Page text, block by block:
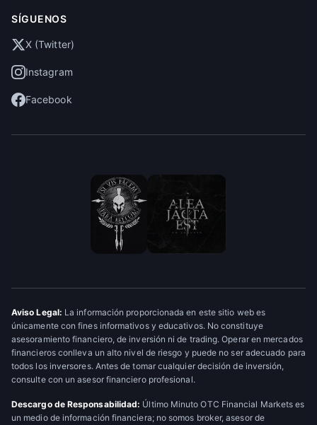
SÍGUENOS
X (Twitter)
Instagram
Facebook
Aviso Legal: La información proporcionada en este sitio web es
únicamente con fines informativos y educativos. No constituye
asesoramiento financiero, de inversión ni de trading. Operar en mercados
financieros conlleva un alto nivel de riesgo y puede no ser adecuado para
todos los inversores. Antes de tomar cualquier decisión de inversión,
consulte con un asesor financiero profesional.
Descargo de Responsabilidad: Último Minuto OTC Financial Markets es
un medio de información financiera; no somos broker, asesor de